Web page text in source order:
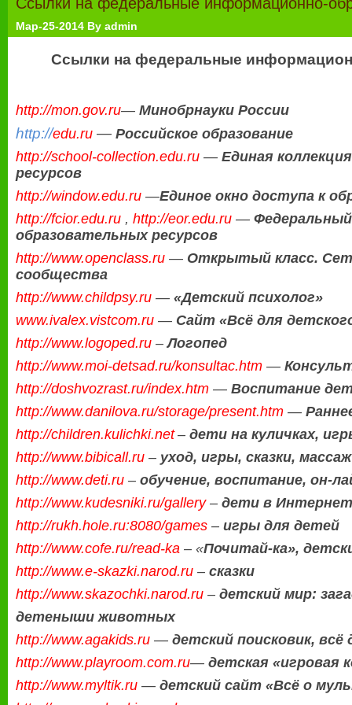
bean
extract
bean
extract
safely
from
Мар-25-2014 By admin
Ссылки на федеральные
http://mon.gov.ru— Минобрнауки России
http://edu.ru — Российское образование
http://school-collection.edu.ru — Единая
ресурсов
http://window.edu.ru —Единое окно доступа к
http://fcior.edu.ru , http://eor.edu.ru —
образовательных ресурсов
http://www.openclass.ru — Открытый класс.
сообщества
http://www.childpsy.ru — «Детский психолог»
www.ivalex.vistcom.ru — Сайт «Всё для
http://www.logoped.ru –Логопед
http://www.moi-detsad.ru/konsultac.htm —
http://doshvozrast.ru/index.htm — Воспитание
http://www.danilova.ru/storage/present.htm —
http://children.kulichki.net – дети на куличках,
http://www.bibicall.ru – уход, игры, сказки,
http://www.deti.ru – обучение, воспитание, он-
http://www.kudesniki.ru/gallery– дети в
http://rukh.hole.ru:8080/games – игры для детей
http://www.cofe.ru/read-ka – «Почитай-ка»,
http://www.e-skazki.narod.ru – сказки
http://www.skazochki.narod.ru – детский мир:
детеныши животных
http://www.agakids.ru — детский поисковик, всё
http://www.playroom.com.ru— детская «игровая
http://www.myltik.ru — детский сайт «Всё о